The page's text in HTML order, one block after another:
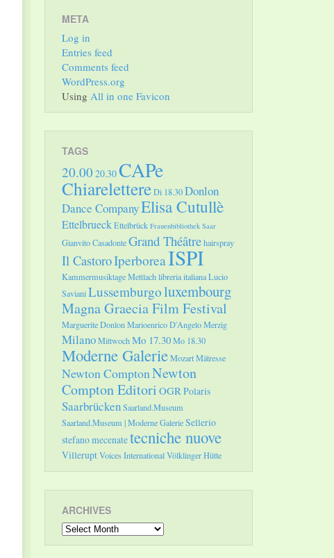
META
Log in
Entries feed
Comments feed
WordPress.org
Using All in one Favicon
TAGS
20.00 20.30CAPe
ChiarelettereDi 18.30Donlon
Dance CompanyElisa Cutullè
EttelbrueckEttelbrück Frauenbibliothek Saar
Gianvito CasadonteGrand Théâtrehairspray
Il CastoroIperboreaISPI
Kammermusiktage Mettlachlibreria italianaLucio
SavianiLussemburgoluxembourg
Magna Graecia Film Festival
Marguerite DonlonMarioenrico D'AngeloMerzig
MilanoMittwochMo 17.30Mo 18.30
Moderne GalerieMozartMätresse
Newton ComptonNewton
Compton Editori OGRPolaris
SaarbrückenSaarland.Museum
Saarland.Museum | Moderne GalerieSellerio
stefano mecenatetecniche nuove
VilleruptVoices InternationalVölklinger Hütte
ARCHIVES
Archives